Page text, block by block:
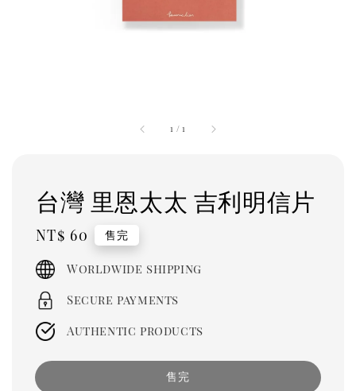
1 /1
台灣 里恩太太 吉利明信片
Regular
price
NT$ 60 售完
Worldwide shipping
Secure payments
Authentic products
售完